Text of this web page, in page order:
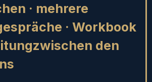
· mehrere
· Workbook
den